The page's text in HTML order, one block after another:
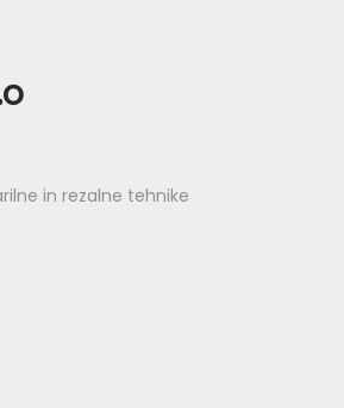
in rezalne tehnike